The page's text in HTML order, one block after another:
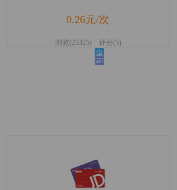
0.26元/次
浏览(25325) 评分(5)